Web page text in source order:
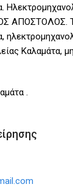
ΑΠΟΣΤΟΛΟΣ.
Καλαμάτα,
.